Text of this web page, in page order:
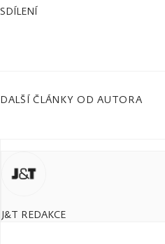
SDÍLENÍ
DALŠÍ ČLÁNKY OD AUTORA
J&T REDAKCE